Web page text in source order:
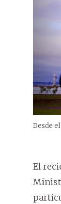
Desde
El